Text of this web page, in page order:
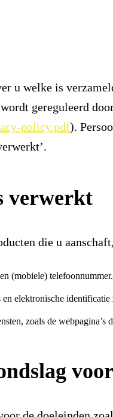
u welke is
gereguleerd
policy.pdf).
verwerkt
die u
(mobiele) telefoonnummer.
elektronische
zoals de